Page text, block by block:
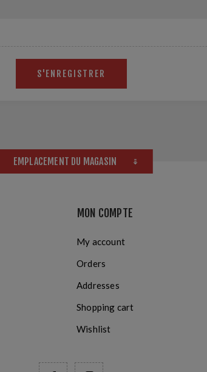
S'ENREGISTRER
EMPLACEMENT DU MAGASIN
MON COMPTE
My account
Orders
Addresses
Shopping cart
Wishlist